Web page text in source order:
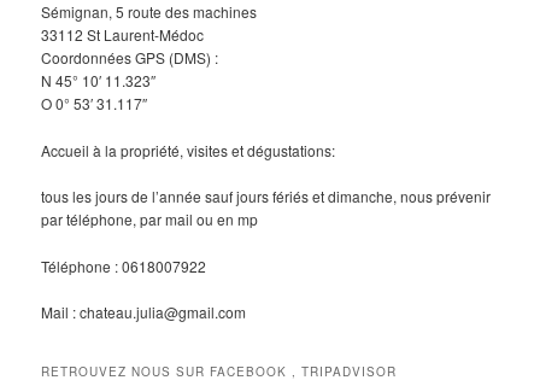
Sémignan, 5 route des machines
33112 St Laurent-Médoc
Coordonnées GPS (DMS) :
N 45° 10′ 11.323″
O 0° 53′ 31.117″
Accueil à la propriété, visites et dégustations:
tous les jours de l’année sauf jours fériés et dimanche, nous prévenir
par téléphone, par mail ou en mp
Téléphone : 0618007922
Mail : chateau.julia@gmail.com
RETROUVEZ NOUS SUR FACEBOOK , TRIPADVISOR